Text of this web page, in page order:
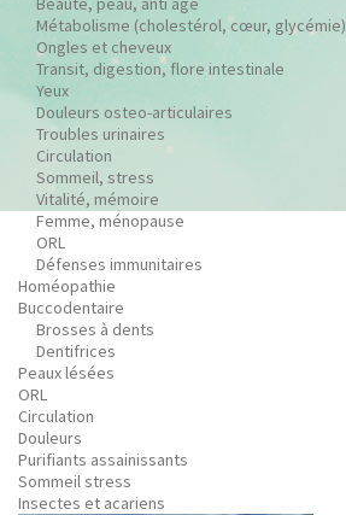
Métabolisme (cholestérol, cœur, glycémie)
Ongles et cheveux
Transit, digestion, flore intestinale
Yeux
Douleurs osteo-articulaires
Troubles urinaires
Circulation
Sommeil, stress
Vitalité, mémoire
Femme, ménopause
ORL
Défenses immunitaires
Homéopathie
Buccodentaire
Brosses à dents
Dentifrices
Peaux lésées
ORL
Circulation
Douleurs
Purifiants assainissants
Sommeil stress
Insectes et acariens